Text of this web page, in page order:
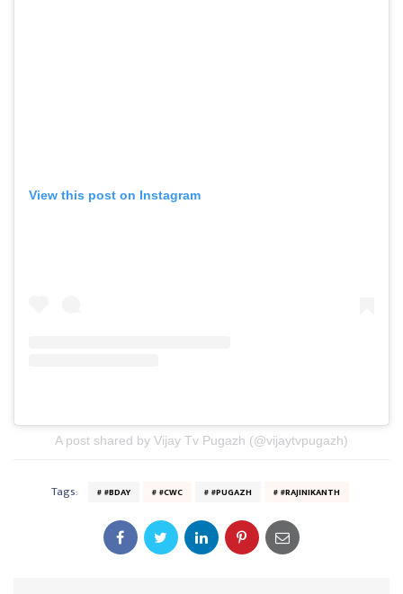
View this post on Instagram
A post shared by Vijay Tv Pugazh (@vijaytvpugazh)
Tags: #BDAY #CWC #PUGAZH #RAJINIKANTH